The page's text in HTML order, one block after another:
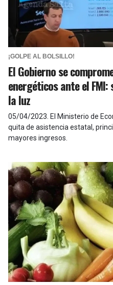
¡GOLPE AL BOLSILLO!
El Gobierno se
energéticos ante el FMI:
la luz
05/04/2023 El Ministerio de
quita de asistencia estatal,
mayores ingresos.